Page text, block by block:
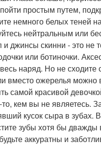
простым путем,
немного белых теней
нейтральным или
джинсы скинни - это не
или ботиночки.
наряд. Но не
ожерелья можно
самой красивой
кем вы не являетесь.
кусок сыра в
зубы хотя бы
аккуратны и